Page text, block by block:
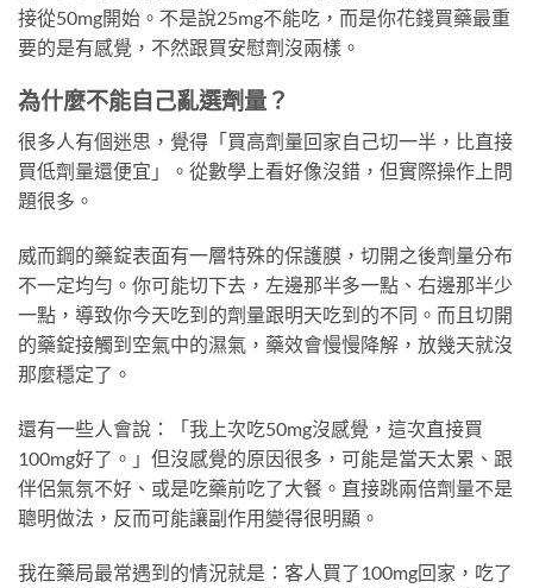
接從50mg開始。不是說25mg不能吃，而是你花錢買藥最重
要的是有感覺，不然跟買安慰劑沒兩樣。
為什麼不能自己亂選劑量？
很多人有個迷思，覺得「買高劑量回家自己切一半，比直接
買低劑量還便宜」。從數學上看好像沒錯，但實際操作上問
題很多。
威而鋼的藥錠表面有一層特殊的保護膜，切開之後劑量分布
不一定均勻。你可能切下去，左邊那半多一點、右邊那半少
一點，導致你今天吃到的劑量跟明天吃到的不同。而且切開
的藥錠接觸到空氣中的濕氣，藥效會慢慢降解，放幾天就沒
那麼穩定了。
還有一些人會說：「我上次吃50mg沒感覺，這次直接買
100mg好了。」但沒感覺的原因很多，可能是當天太累、跟
伴侶氣氛不好、或是吃藥前吃了大餐。直接跳兩倍劑量不是
聰明做法，反而可能讓副作用變得很明顯。
我在藥局最常遇到的情況就是：客人買了100mg回家，吃了